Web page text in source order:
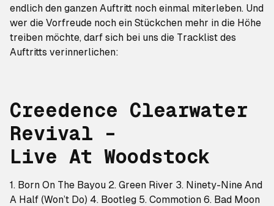
endlich den ganzen Auftritt noch einmal miterleben. Und
wer die Vorfreude noch ein Stückchen mehr in die Höhe
treiben möchte, darf sich bei uns die Tracklist des
Auftritts verinnerlichen:
Creedence Clearwater
Revival –
Live At Woodstock
1. Born On The Bayou 2. Green River 3. Ninety-Nine And
A Half (Won’t Do) 4. Bootleg 5. Commotion 6. Bad Moon